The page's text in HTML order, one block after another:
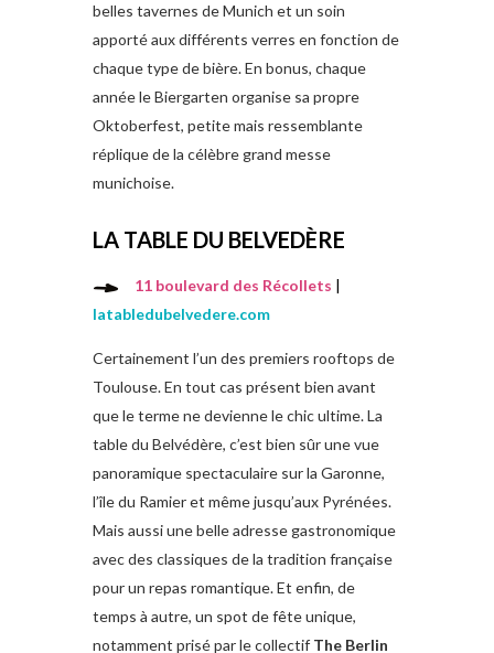
belles tavernes de Munich et un soin
apporté aux différents verres en fonction de
chaque type de bière. En bonus, chaque
année le Biergarten organise sa propre
Oktoberfest, petite mais ressemblante
réplique de la célèbre grand messe
munichoise.
LA TABLE DU BELVEDÈRE
11 boulevard des Récollets |
latabledubelvedere.com
Certainement l’un des premiers rooftops de
Toulouse. En tout cas présent bien avant
que le terme ne devienne le chic ultime. La
table du Belvédère, c’est bien sûr une vue
panoramique spectaculaire sur la Garonne,
l’île du Ramier et même jusqu’aux Pyrénées.
Mais aussi une belle adresse gastronomique
avec des classiques de la tradition française
pour un repas romantique. Et enfin, de
temps à autre, un spot de fête unique,
notamment prisé par le collectif The Berlin